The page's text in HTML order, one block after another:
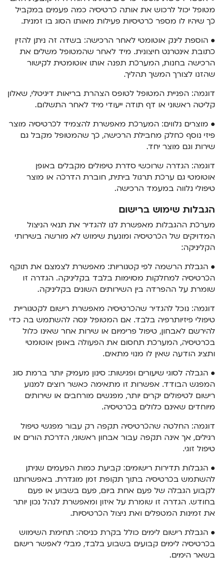
מטופל יכול לרכוש את אותה כרטיסיה כמה פעמים במקביל
כך שיהיו לו מספר כרטיסיות פעילות מאותו הסוג בו זמנית.
• הוספת לינק אוטומטי לאחר הרכישה: בשדה זה ניתן להזין
כתובת אינטרנט חיצונית. מיד לאחר שהמטופל משלים את
הרכישה בחנות, המערכת תפנה אותו אוטומטית לקישור
שהזנו לצורך המשך תהליך.
דוגמה: הפניית המטופל לטופס הצהרת בריאות דיגיטלי, שאלון
קליטה ראשוני או דף תודה ייעודי מיד לאחר התשלום.
• מוצרים נלווים: המערכת מאפשרת להצמיד לכרטיסיה מוצר
פיזי נוסף כחלק מחבילת הרכישה, כך שהמטופל מקבל גם
שירות וגם מוצר יחד.
דוגמה: הגדרה שרוכשי סדרת טיפולים מקבלים באופן
אוטומטי גם ערכת תרגול ביתית, חוברת הדרכה או מוצר
טיפולי נלווה במעמד הרכישה.
הגבלות שימוש ברישום
מערכת ההגבלות מאפשרת לנו להגדיר את תנאי הניצול
המדויקים של הכרטיסיה ומונעת שימוש לא מורשה בשירותי
הקליניקה:
• הגבלת הרשמה לפי קטגוריות: מאפשרת לצמצם את תוקף
הכרטיסיה למחלקות מסוימות בלבד בקליניקה. הגדרה זו
שומרת על ההפרדה בין השירותים השונים בקליניקה.
דוגמה: נוכל להגדיר שהכרטיסיה מאפשרת רישום לקטגוריית
טיפולי פיזיותרפיה בלבד. אם המטופל ינסה להשתמש בה כדי
להירשם לאבחון, טיפול פרימיום או שירות אחר שאינו כלול
בכרטיסיה, המערכת תחסום את הפעולה באופן אוטומטי
ותציג הודעה שאין לו מנוי מתאים.
• הגבלה לסוגי שיעורים ופגישות: סינון מעמיק יותר ברמת סוג
המפגש הבודד. אפשרות זו מתאימה כאשר רוצים למנוע
רישום לטיפולים יקרים יותר, מפגשים מורחבים או שירותים
מיוחדים שאינם כלולים בכרטיסיה.
דוגמה: החלטה שהכרטיסיה תקפה רק עבור מפגשי טיפול
רגילים, אך אינה תקפה עבור אבחון ראשוני, הדרכת הורים או
טיפול זוגי.
• הגבלות תדירות רישומים: קביעת כמות הפעמים שניתן
להשתמש בכרטיסיה בתוך תקופת זמן מוגדרת. באפשרותנו
לקבוע הגבלה של פעם אחת ביום, פעם בשבוע או פעם
בחודש. הגדרה זו שומרת על איזון ומאפשרת לנהל נכון יותר
את זמינות המטפלים ואת ניצול הכרטיסיות.
• הגבלת רישום לימים כולל בקרת כניסה: תחימת השימוש
בכרטיסיה לימים קבועים בשבוע בלבד, מבלי לאפשר רישום
בשאר הימים.